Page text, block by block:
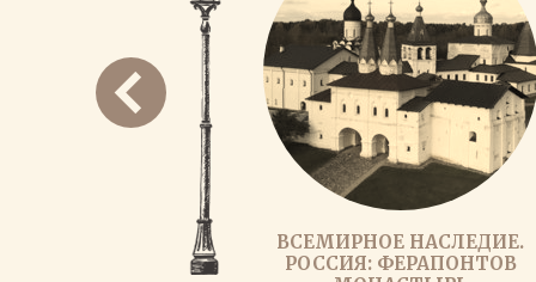
ВСЕМИРНОЕ НАСЛЕДИЕ.
РОССИЯ: ФЕРАПОНТОВ